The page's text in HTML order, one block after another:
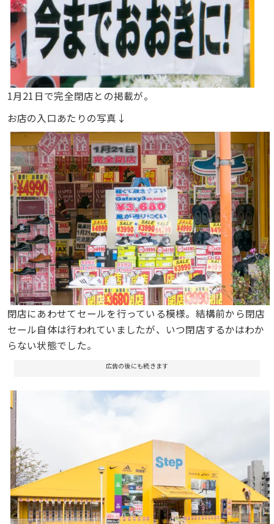
1月21日で完全閉店との掲載が。
お店の入口あたりの写真↓
閉店にあわせてセールを行っている模様。結構前から閉店
セール自体は行われていましたが、いつ閉店するかはわか
らない状態でした。
広告の後にも続きます